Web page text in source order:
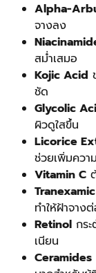
Alpha-
จางลง
สม่ำเสมอ
Kojic Acid
ชัด
Glycolic
ผิวดูใสขึ้น
Licorice
ช่วยเพิ่มควา
Vitamin C
ทำให้ฝ้าจาง
Retinol กร
เนียน
Ceramides